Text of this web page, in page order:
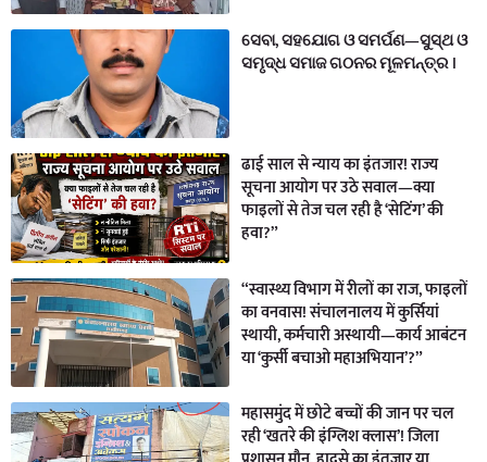
ସେବା, ସହଯୋଗ ଓ ସମର୍ପଣ—ସୁସ୍ଥ ଓ
ସମୃଦ୍ଧ ସମାଜ ଗଠନର ମୂଳମନ୍ତ୍ର ।
ढाई साल से न्याय का इंतजार! राज्य
सूचना आयोग पर उठे सवाल—क्या
फाइलों से तेज चल रही है ‘सेटिंग’ की
हवा?”
“स्वास्थ्य विभाग में रीलों का राज, फाइलों
का वनवास! संचालनालय में कुर्सियां
स्थायी, कर्मचारी अस्थायी—कार्य आबंटन
या ‘कुर्सी बचाओ महाअभियान’?”
महासमुंद में छोटे बच्चों की जान पर चल
रही ‘खतरे की इंग्लिश क्लास’! जिला